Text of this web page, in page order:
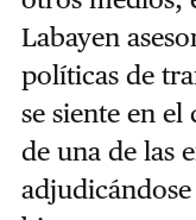
Labayen
políticas de
se siente en
de una de las